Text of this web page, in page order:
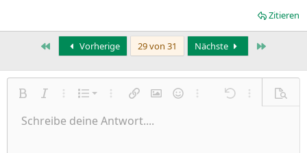
Zitieren
Erste Vorherige 29 von 31 Nächste
Fett KursivWeitere Einstellungen…
Liste
Nummerierte Liste
Ungeordnete Liste
Weitere Einstellungen…
Link einfügen
Bild einfügen
SmileysWeitere Einstellungen…
Rückgängig
Weitere
Schriftgröße
9
TextfarbeSchriftfamilie
Arial
Durchgestrichen
Unterstrichen
Inline-Code
AusrichtungLinksbündig
Paragraph format
Normal
ZitatMedienTabelle einfügen
Insert horizontal line
SpoilerCode
Wiederholen
BBCode umschalten
Formatierung entfernen
EntwürfeEntwurf speichern
Schreibe deine Antwort....